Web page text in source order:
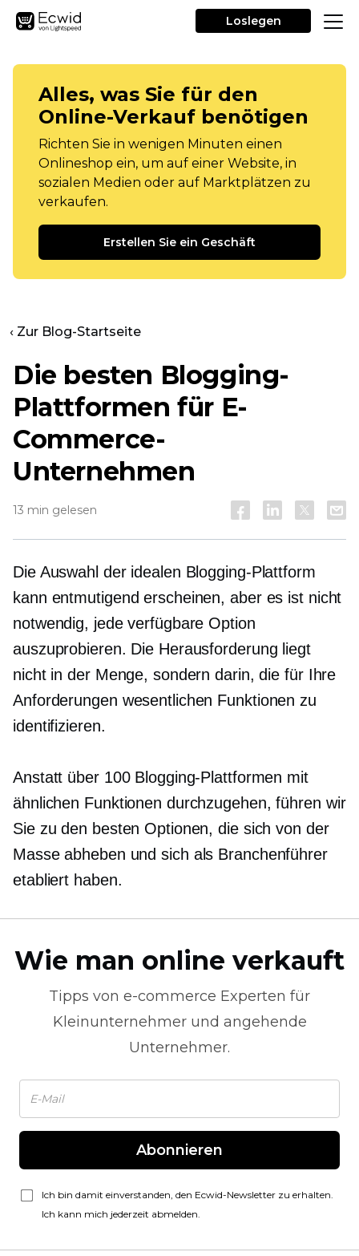
Loslegen
Alles, was Sie für den
Online-Verkauf benötigen
Richten Sie in wenigen Minuten einen
Onlineshop ein, um auf einer Website, in
sozialen Medien oder auf Marktplätzen zu
verkaufen.
Erstellen Sie ein Geschäft
‹ Zur Blog-Startseite
Die besten Blogging-
Plattformen für E-
Commerce-
Unternehmen
13 min gelesen
Die Auswahl der idealen Blogging-Plattform
kann entmutigend erscheinen, aber es ist nicht
notwendig, jede verfügbare Option
auszuprobieren. Die Herausforderung liegt
nicht in der Menge, sondern darin, die für Ihre
Anforderungen wesentlichen Funktionen zu
identifizieren.
Anstatt über 100 Blogging-Plattformen mit
ähnlichen Funktionen durchzugehen, führen wir
Sie zu den besten Optionen, die sich von der
Masse abheben und sich als Branchenführer
etabliert haben.
Wie man online verkauft
Tipps von e-commerce Experten für
Kleinunternehmer und angehende
Unternehmer.
Abonnieren
Ich bin damit einverstanden, den Ecwid-Newsletter zu erhalten.
Ich kann mich jederzeit abmelden.